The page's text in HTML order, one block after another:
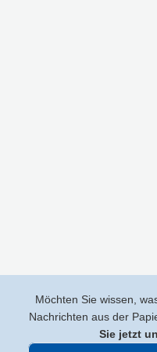
Möchten Sie wissen,
Nachrichten aus der
Sie jetzt